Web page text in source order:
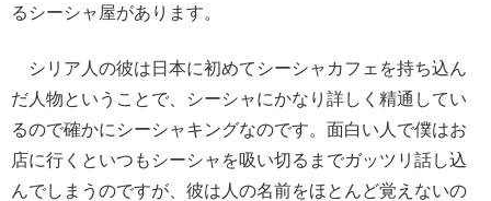
るシーシャ屋があります。
シリア人の彼は日本に初めてシーシャカフェを持ち込ん
だ人物ということで、シーシャにかなり詳しく精通してい
るので確かにシーシャキングなのです。面白い人で僕はお
店に行くといつもシーシャを吸い切るまでガッツリ話し込
んでしまうのですが、彼は人の名前をほとんど覚えないの